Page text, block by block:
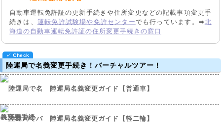
自動車運転免許証の更新手続きや住所変更などの記載事項変更手
続きは、 運転免許試験場や免許センターでも行っています。➡北
海道の自動車運転免許証の住所変更手続きの窓口
陸運局で名義変更手続き！バーチャルツアー！
陸運局名義変更ガイド【普通車】
陸運局名義変更ガイド【軽二輪】